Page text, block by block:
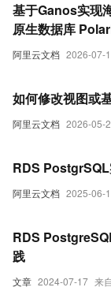
阿里云文档 2026-07-
基于Ganos实现
原生数据库
阿里云文档 2026-05-
如何修改视图或
阿里云文档 2025-06-
RDS
文章 2024-07-17 来
RDS
践